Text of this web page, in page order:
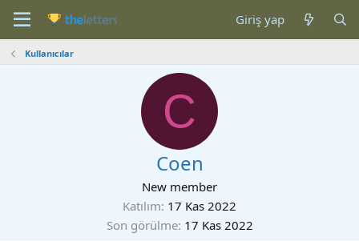
Giriş yap
Kullanıcılar
C
Coen
New member
Katılım 17 Kas 2022
Son görülme 17 Kas 2022